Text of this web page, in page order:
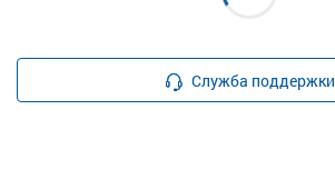
Служба поддержки